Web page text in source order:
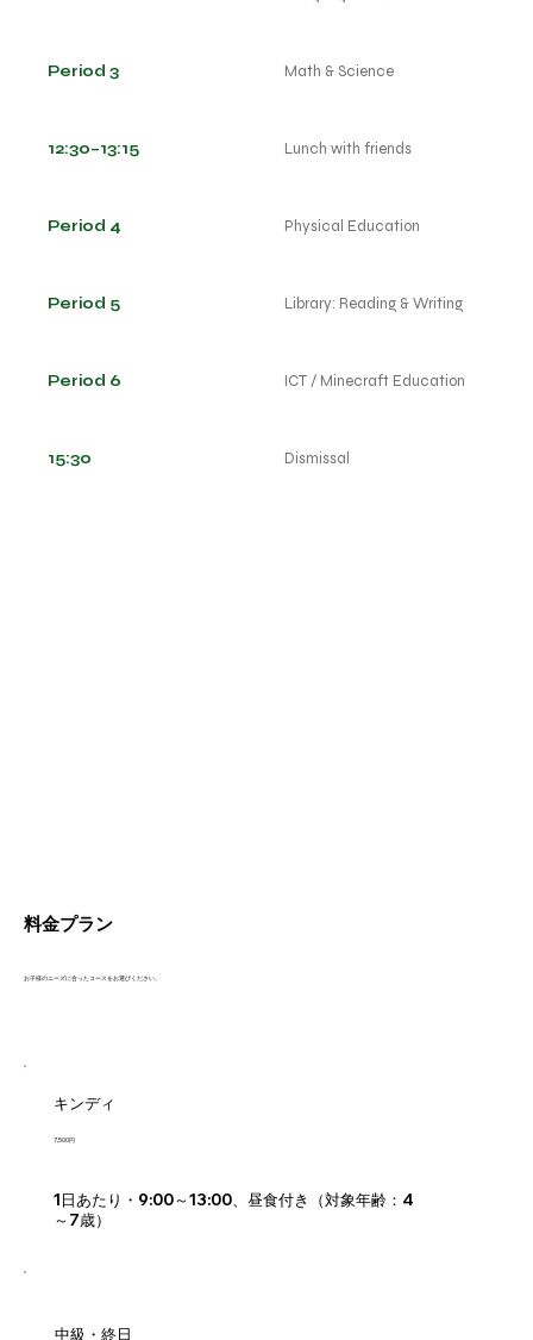
Period 3 Math & Science
12:30–13:15 Lunch with friends
Period 4 Physical Education
Period 5 Library: Reading & Writing
Period 6 ICT / Minecraft Education
15:30 Dismissal
料金プラン
お子様のニーズに合ったコースをお選びください。
キンディ
7,500円
1日あたり・9:00～13:00、昼食付き（対象年齢：4
～7歳）
中級・終日